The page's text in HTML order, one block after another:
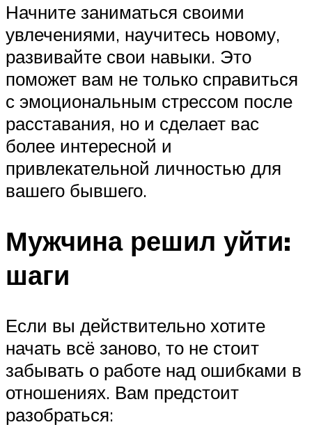
Начните заниматься своими
увлечениями, научитесь новому,
развивайте свои навыки. Это
поможет вам не только справиться
с эмоциональным стрессом после
расставания, но и сделает вас
более интересной и
привлекательной личностью для
вашего бывшего.
Мужчина решил уйти:
шаги
Если вы действительно хотите
начать всё заново, то не стоит
забывать о работе над ошибками в
отношениях. Вам предстоит
разобраться: